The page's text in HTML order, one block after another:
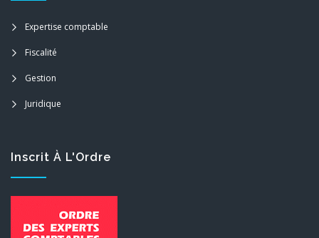
Expertise comptable
Fiscalité
Gestion
Juridique
Inscrit À L'Ordre